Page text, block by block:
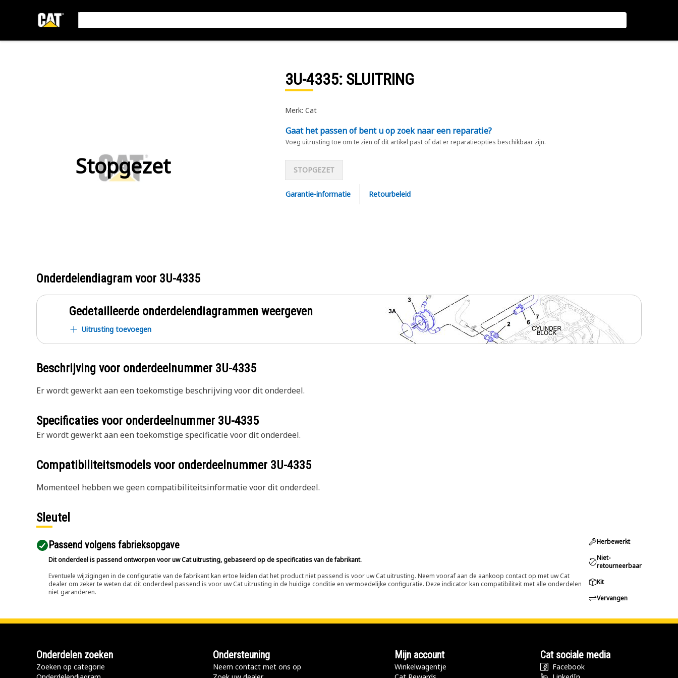
Stopgezet
3U-4335: SLUITRING
Merk: Cat
Gaat het passen of bent u op zoek naar een reparatie?
Voeg uitrusting toe om te zien of dit artikel past of dat er reparatieopties beschikbaar zijn.
STOPGEZET
Garantie-informatie Retourbeleid
Onderdelendiagram voor 3U-4335
Gedetailleerde onderdelendiagrammen weergeven
Uitrusting toevoegen
Beschrijving voor onderdeelnummer 3U-4335
Er wordt gewerkt aan een toekomstige beschrijving voor dit onderdeel.
Specificaties voor onderdeelnummer 3U-4335
Er wordt gewerkt aan een toekomstige specificatie voor dit onderdeel.
Compatibiliteitsmodels voor onderdeelnummer 3U-4335
Momenteel hebben we geen compatibiliteitsinformatie voor dit onderdeel.
Sleutel
Passend volgens fabrieksopgave
Dit onderdeel is passend ontworpen voor uw Cat uitrusting, gebaseerd op de specificaties van de fabrikant.
Eventuele wijzigingen in de configuratie van de fabrikant kan ertoe leiden dat het product niet passend is voor uw Cat uitrusting. Neem vooraf aan de aankoop contact op met uw Cat
dealer om zeker te weten dat dit onderdeel passend is voor uw Cat uitrusting in de huidige conditie en vermoedelijke configuratie. Deze indicator kan compatibiliteit met alle onderdelen
niet garanderen.
Herbewerkt
Niet-
retourneerbaar
Kit
Vervangen
Onderdelen zoeken
Zoeken op categorie
Ondersteuning
Neem contact met ons op
Mijn account
Winkelwagentje
Cat sociale media
Facebook